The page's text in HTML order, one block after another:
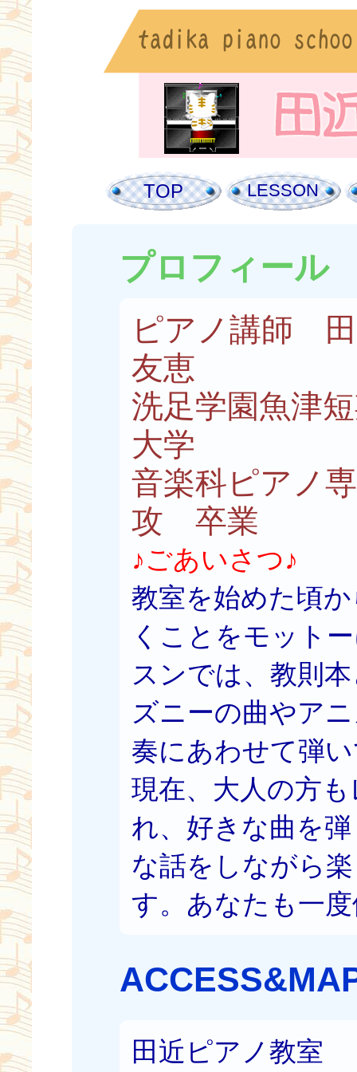
TOP LESSON
プロフィール
ピアノ講師
友恵
洗足学園魚津
大学
音楽科ピアノ専
攻 卒業
♪ごあいさつ♪
教室を始めた頃
くことをモット
スンでは、教則
ズニーの曲やア
奏にあわせて弾
現在、大人の方
れ、好きな曲を
な話をしながら
す。あなたも一
田近ピアノ教室